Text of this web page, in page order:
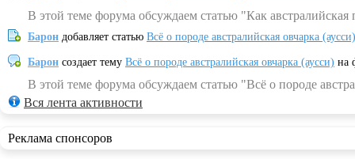
В этой теме форума обсуждаем статью "Как
Барон добавляет статью Всё о породе австралийская овчарка (аусси)
Барон создает тему Всё о породе австралийская овчарка (аусси) на
В этой теме форума обсуждаем статью "Всё о породе
Вся лента активности
Реклама спонсоров